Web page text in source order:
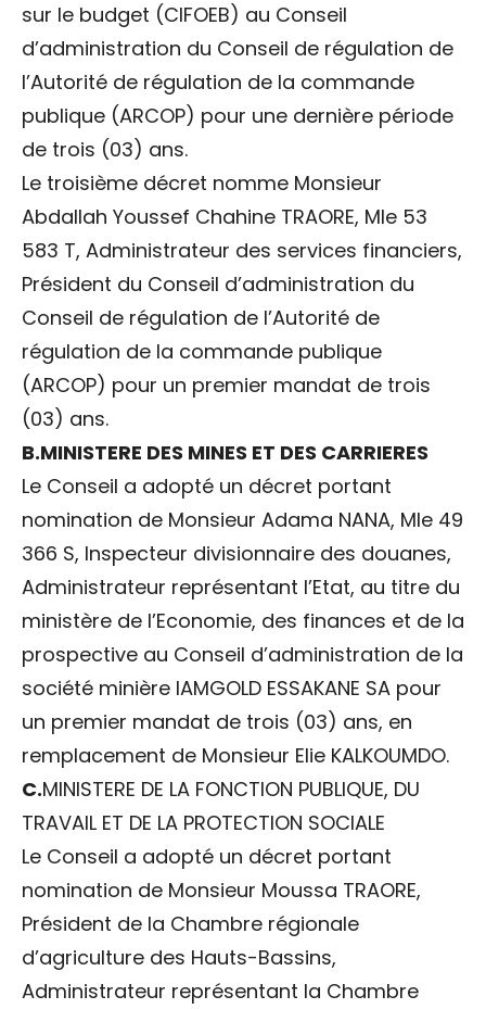
sur le budget (CIFOEB) au Conseil
d’administration du Conseil de régulation de
l’Autorité de régulation de la commande
publique (ARCOP) pour une dernière période
de trois (03) ans.
Le troisième décret nomme Monsieur
Abdallah Youssef Chahine TRAORE, Mle 53
583 T, Administrateur des services financiers,
Président du Conseil d’administration du
Conseil de régulation de l’Autorité de
régulation de la commande publique
(ARCOP) pour un premier mandat de trois
(03) ans.
B.MINISTERE DES MINES ET DES CARRIERES
Le Conseil a adopté un décret portant
nomination de Monsieur Adama NANA, Mle 49
366 S, Inspecteur divisionnaire des douanes,
Administrateur représentant l’Etat, au titre du
ministère de l’Economie, des finances et de la
prospective au Conseil d’administration de la
société minière IAMGOLD ESSAKANE SA pour
un premier mandat de trois (03) ans, en
remplacement de Monsieur Elie KALKOUMDO.
C.MINISTERE DE LA FONCTION PUBLIQUE, DU
TRAVAIL ET DE LA PROTECTION SOCIALE
Le Conseil a adopté un décret portant
nomination de Monsieur Moussa TRAORE,
Président de la Chambre régionale
d’agriculture des Hauts-Bassins,
Administrateur représentant la Chambre